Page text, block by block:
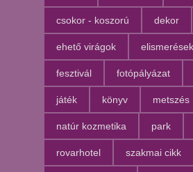
csokor - koszorú dekor
ehető virágok elismerések
fesztivál fotópályázat
játék könyv metszés
natúr kozmetika park
rovarhotel szakmai cikk